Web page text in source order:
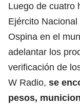
Luego de cuatro
Ejército
Ospina en el
adelantar los
verificación de
W Radio, se
pesos,